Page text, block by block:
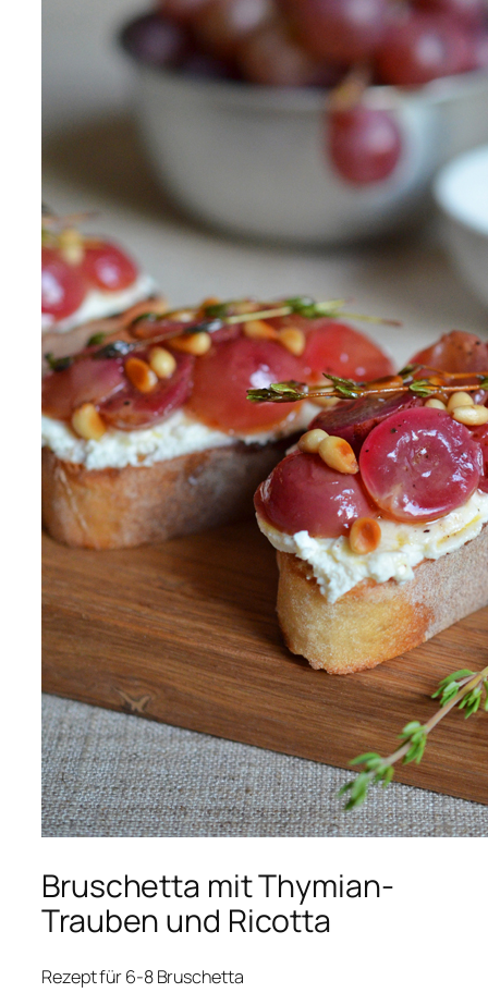
Bruschetta mit Thymian-
Trauben und Ricotta
Rezept für 6-8 Bruschetta